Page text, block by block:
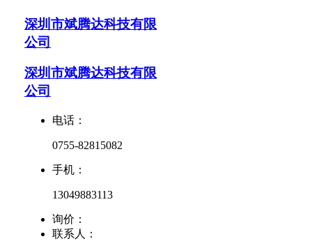
深圳市斌腾达科技有限
公司
深圳市斌腾达科技有限
公司
电话：
0755-82815082
手机：
13049883113
询价：
联系人：